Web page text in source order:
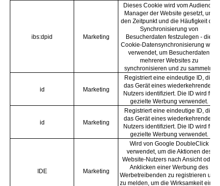
ibs:dpid Marketing
Dieses Cookie wird vom Audience
Manager der Website gesetzt, um
den Zeitpunkt und die Häufigkeit der
Synchronisierung von
Besucherdaten festzulegen - die
Cookie-Datensynchronisierung wird
verwendet, um Besucherdaten
mehrerer Websites zu
synchronisieren und zu sammeln.
id Marketing
Registriert eine eindeutige ID, die
das Gerät eines wiederkehrenden
Nutzers identifiziert. Die ID wird für
gezielte Werbung verwendet.
id Marketing
Registriert eine eindeutige ID, die
das Gerät eines wiederkehrenden
Nutzers identifiziert. Die ID wird für
gezielte Werbung verwendet.
IDE Marketing
Wird von Google DoubleClick
verwendet, um die Aktionen des
Website-Nutzers nach Ansicht oder
Anklicken einer Werbung des
Werbetreibenden zu registrieren und
zu melden, um die Wirksamkeit einer